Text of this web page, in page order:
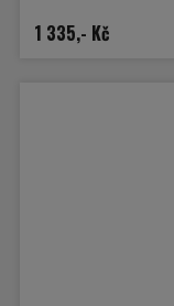
TFT 0,96palcový
přednosti patří ochrana
ti vteřinová ochrana
1 335,- Kč